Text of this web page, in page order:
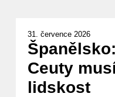
31. července 2026
Ceuty
lidskost